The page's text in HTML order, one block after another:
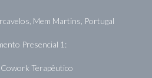
Mem Martins, Portugal
Presencial 1:
Cowork Terapêutico